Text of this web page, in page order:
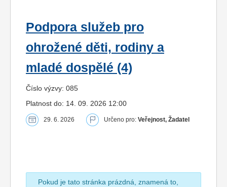
Podpora služeb pro
ohrožené děti, rodiny a
mladé dospělé (4)
Číslo výzvy: 085
Platnost do: 14. 09. 2026 12:00
29. 6. 2026 Určeno pro: Veřejnost, Žadatel
Pokud je tato stránka prázdná, znamená to,